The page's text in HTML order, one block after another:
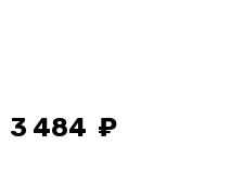
3 484